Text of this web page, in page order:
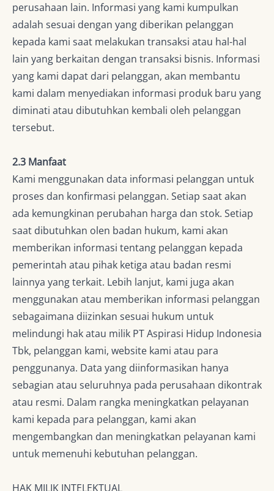
perusahaan lain. Informasi yang kami kumpulkan
adalah sesuai dengan yang diberikan pelanggan
kepada kami saat melakukan transaksi atau hal-hal
lain yang berkaitan dengan transaksi bisnis. Informasi
yang kami dapat dari pelanggan, akan membantu
kami dalam menyediakan informasi produk baru yang
diminati atau dibutuhkan kembali oleh pelanggan
tersebut.
2.3 Manfaat
Kami menggunakan data informasi pelanggan untuk
proses dan konfirmasi pelanggan. Setiap saat akan
ada kemungkinan perubahan harga dan stok. Setiap
saat dibutuhkan olen badan hukum, kami akan
memberikan informasi tentang pelanggan kepada
pemerintah atau pihak ketiga atau badan resmi
lainnya yang terkait. Lebih lanjut, kami juga akan
menggunakan atau memberikan informasi pelanggan
sebagaimana diizinkan sesuai hukum untuk
melindungi hak atau milik PT Aspirasi Hidup Indonesia
Tbk, pelanggan kami, website kami atau para
penggunanya. Data yang diinformasikan hanya
sebagian atau seluruhnya pada perusahaan dikontrak
atau resmi. Dalam rangka meningkatkan pelayanan
kami kepada para pelanggan, kami akan
mengembangkan dan meningkatkan pelayanan kami
untuk memenuhi kebutuhan pelanggan.
HAK MILIK INTELEKTUAL